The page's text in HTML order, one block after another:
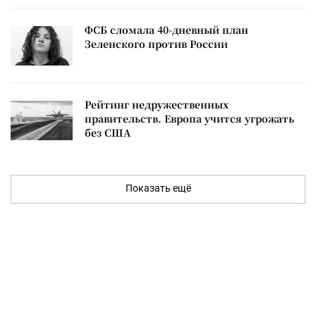
ФСБ сломала 40-дневный план
Зеленского против России
Рейтинг недружественных
правительств. Европа учится угрожать
без США
Показать ещё